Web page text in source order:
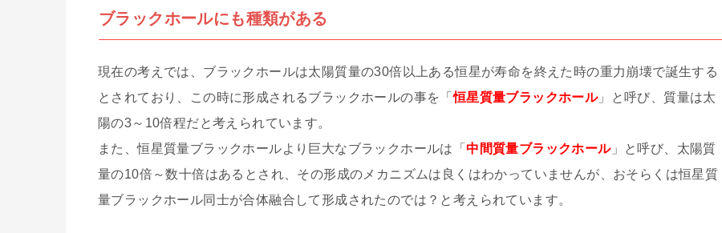
ブラックホールにも種類がある
現在の考えでは、ブラックホールは太陽質量の30倍以上ある恒星が寿命を終えた時の重力崩壊で誕生する
とされており、この時に形成されるブラックホールの事を「恒星質量ブラックホール」と呼び、質量は太
陽の3～10倍程だと考えられています。
また、恒星質量ブラックホールより巨大なブラックホールは「中間質量ブラックホール」と呼び、太陽質
量の10倍～数十倍はあるとされ、その形成のメカニズムは良くはわかっていませんが、おそらくは恒星質
量ブラックホール同士が合体融合して形成されたのでは？と考えられています。